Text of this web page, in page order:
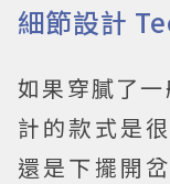
細節設計
如果穿膩了
計的款式是
還是下擺開